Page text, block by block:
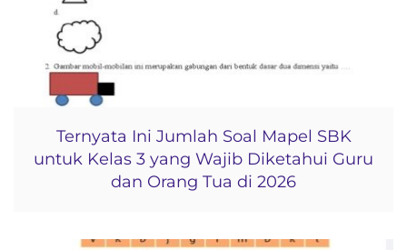
Ternyata Ini Jumlah Soal Mapel SBK
untuk Kelas 3 yang Wajib Diketahui Guru
dan Orang Tua di 2026